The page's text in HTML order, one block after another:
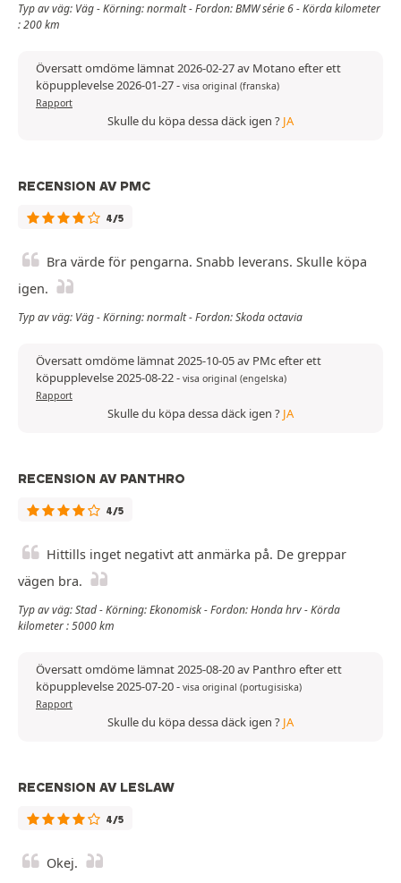
Typ av väg: Väg - Körning: normalt - Fordon: BMW série 6 - Körda kilometer
: 200 km
Översatt omdöme lämnat 2026-02-27 av Motano efter ett
köpupplevelse 2026-01-27- visa original (franska)
Rapport
Skulle du köpa dessa däck igen ? JA
RECENSION AV PMC
4/5
Bra värde för pengarna. Snabb leverans. Skulle köpa
igen.
Typ av väg: Väg - Körning: normalt - Fordon: Skoda octavia
Översatt omdöme lämnat 2025-10-05 av PMc efter ett
köpupplevelse 2025-08-22- visa original (engelska)
Rapport
Skulle du köpa dessa däck igen ? JA
RECENSION AV PANTHRO
4/5
Hittills inget negativt att anmärka på. De greppar
vägen bra.
Typ av väg: Stad - Körning: Ekonomisk - Fordon: Honda hrv - Körda
kilometer : 5000 km
Översatt omdöme lämnat 2025-08-20 av Panthro efter ett
köpupplevelse 2025-07-20- visa original (portugisiska)
Rapport
Skulle du köpa dessa däck igen ? JA
RECENSION AV LESLAW
4/5
Okej.